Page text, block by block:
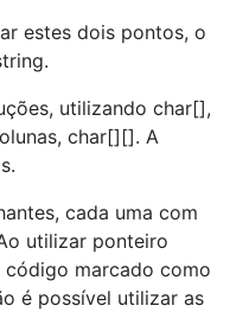
estes dois pontos, o
utilizando char[],
char[][]. A
cada uma com
utilizar ponteiro
marcado como
é possível utilizar as